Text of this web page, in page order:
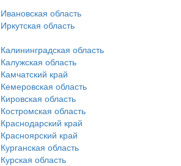
Ивановская область
Иркутская область
Калининградская область
Калужская область
Камчатский край
Кемеровская область
Кировская область
Костромская область
Краснодарский край
Красноярский край
Курганская область
Курская область